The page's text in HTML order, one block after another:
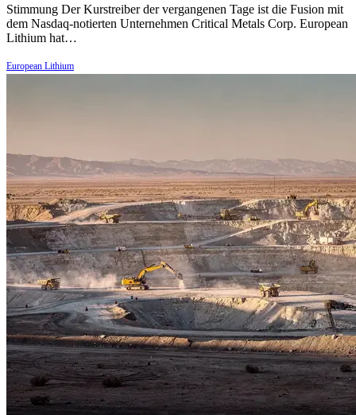
Stimmung Der Kurstreiber der vergangenen Tage ist die Fusion mit
dem Nasdaq-notierten Unternehmen Critical Metals Corp. European
Lithium hat…
European Lithium